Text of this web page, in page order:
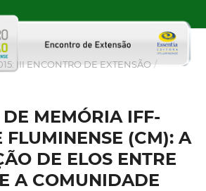
III ENCONTRO DE EXTENSÃO /
MEMÓRIA IFF-
FLUMINENSE (CM): A
DE ELOS ENTRE
A COMUNIDADE